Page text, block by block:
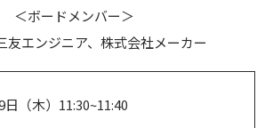
＜ボードメンバー＞
友エンジニア、株式会社メーカー
日（木）11:30~11:40